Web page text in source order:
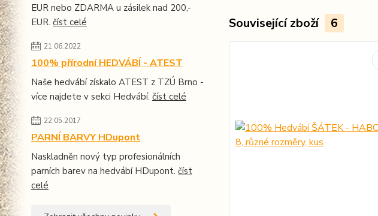
EUR nebo ZDARMA u zásilek nad 200,-
EUR. číst celé
21.06.2022
100% přírodní HEDVÁBÍ - ATEST
Naše hedvábí získalo ATEST z TZÚ Brno -
více najdete v sekci Hedvábí. číst celé
22.05.2017
PARNÍ BARVY HDupont
Naskladněn nový typ profesionálních
parních barev na hedvábí HDupont. číst
celé
Související zboží 6